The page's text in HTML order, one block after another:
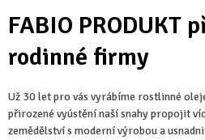
FABIO PRODUKT
rodinné firmy
Už 30 let pro vás vyrábíme rostlinné
přirozené vyústění naší snahy propojit
zemědělství s moderní výrobou a